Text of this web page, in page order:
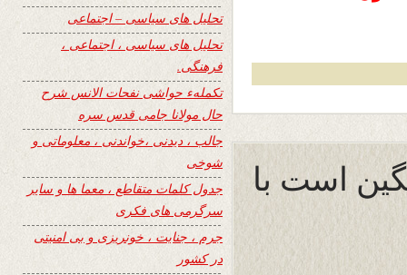
است با
تحلیل های سیاسی – اجتماعی
تحلیل های سیاسی ، اجتماعی ،
فرهنگی.
تکملهء حواشی نفحات الانس شرح
حال مولانا جامی قدس سره
جالب ، دیدنی ،خواندنی ، معلوماتی و
شوخی
جدول کلمات متقاطع ، معما ها و سایر
سرگرمی های فکری
جرم ، جنایت ، خونریزی و بی امنیتی
در کشور